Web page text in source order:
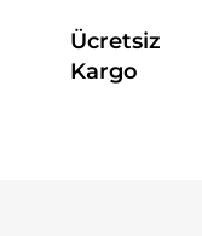
Ücretsiz
Kargo